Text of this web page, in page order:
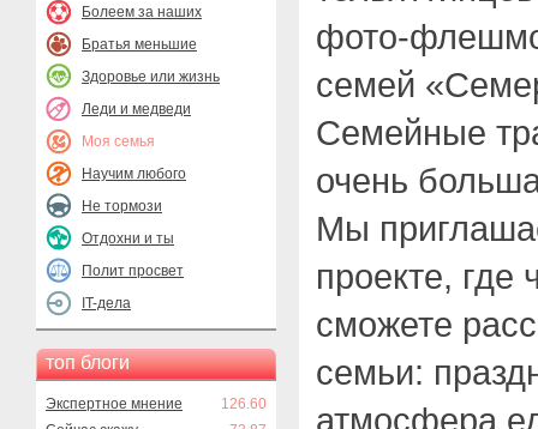
Болеем за наших
Братья меньшие
Здоровье или жизнь
Леди и медведи
Моя семья
Научим любого
Не тормози
Отдохни и ты
Полит просвет
IT-дела
топ блоги
Экспертное мнение
126.60
фото-
семей
Семейные
очень
Мы
проекте,
сможете
семьи:
атмосфера